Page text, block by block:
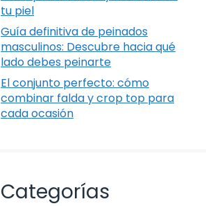
tu piel
Guía definitiva de peinados
masculinos: Descubre hacia qué
lado debes peinarte
El conjunto perfecto: cómo
combinar falda y crop top para
cada ocasión
Categorías